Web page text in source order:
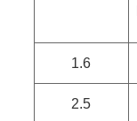
1.6
2.5